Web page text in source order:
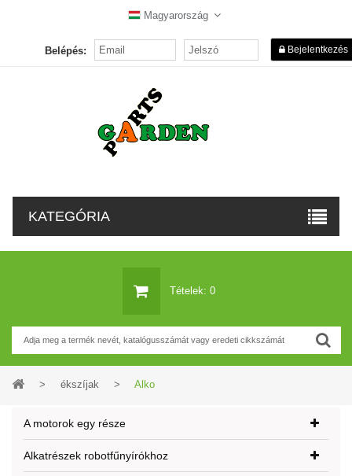
Magyarország
Belépés: Bejelentkezés
KATEGÓRIA
Tételek: 0
> ékszíjak > Alko
A motorok egy része
Alkatrészek robotfűnyírókhoz